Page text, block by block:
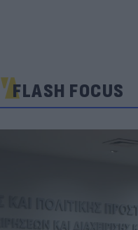
FLASH FOCUS